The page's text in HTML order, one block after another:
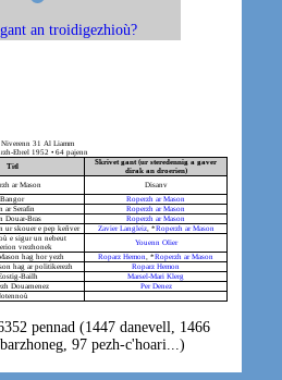
an troidigezhioù?
Niverenn 31 Al Liamm
Ebrel 1952 • 64 pajenn
Titl
Skrivet gant (ur steredennig a gaver
dirak an droerien)
ar Mason
Disanv
Bangor
Roperzh ar Mason
ar Serafin
Roperzh ar Mason
Douar-Bras
Roperzh ar Mason
ur skouer e pep keñver Zavier Langleiz, *Roperzh ar Mason
e sigur un nebeut
vrezhonek
Youenn Olier
hag hor yezh Roparz Hemon , *Roperzh ar Mason
hag ar politikerezh
Roparz Hemon
Bailh
Marsel-Mari Klerg
Douarnenez
Per Denez
pennad (1447 danevell, 1466
97 pezh-c'hoari...)